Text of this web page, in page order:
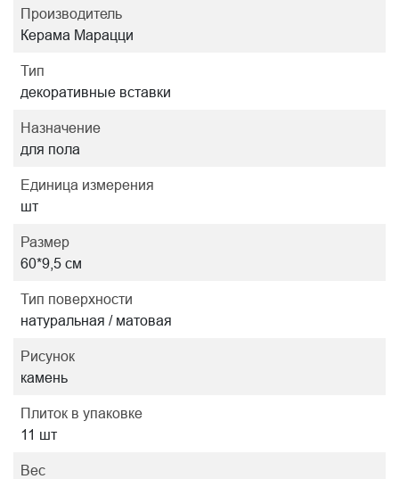
Производитель
Керама Марацци
Тип
декоративные вставки
Назначение
для пола
Единица измерения
шт
Размер
60*9,5 см
Тип поверхности
натуральная / матовая
Рисунок
камень
Плиток в упаковке
11 шт
Вес